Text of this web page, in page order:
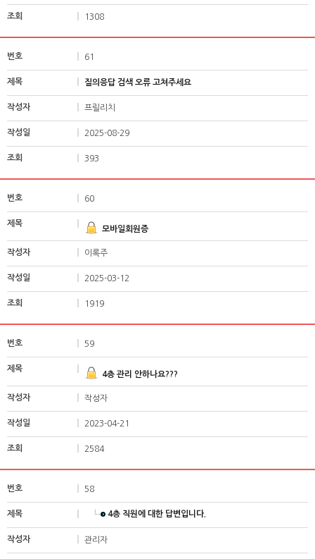
1308
61
질의응답 검색 오류 고쳐주세요
프릴리치
2025-08-29
393
60
모바일회원증
이록주
2025-03-12
1919
59
4층 관리 안하나요???
작성자
2023-04-21
2584
58
4층 직원에 대한 답변입니다.
관리자